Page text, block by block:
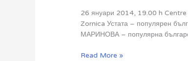
26 януари 2014, 19.00 h
Zornica Устата – популярен
МАРИНОВА – популярна
Софи
Read More »